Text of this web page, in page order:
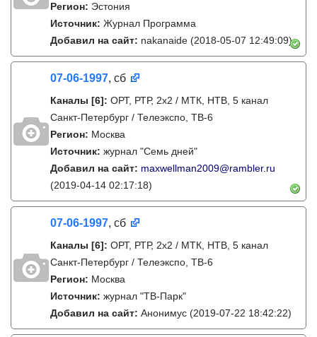
Регион: Эстония
Источник: Журнал Программа
Добавил на сайт: nakanaide (2018-05-07 12:49:09)
07-06-1997, сб
Каналы [6]: ОРТ, РТР, 2х2 / МТК, НТВ, 5 канал
Санкт-Петербург / Телеэкспо, ТВ-6
Регион: Москва
Источник: журнал "Семь дней"
Добавил на сайт: maxwellman2009@rambler.ru
(2019-04-14 02:17:18)
07-06-1997, сб
Каналы [6]: ОРТ, РТР, 2х2 / МТК, НТВ, 5 канал
Санкт-Петербург / Телеэкспо, ТВ-6
Регион: Москва
Источник: журнал "ТВ-Парк"
Добавил на сайт: Анонимус (2019-07-22 18:42:22)